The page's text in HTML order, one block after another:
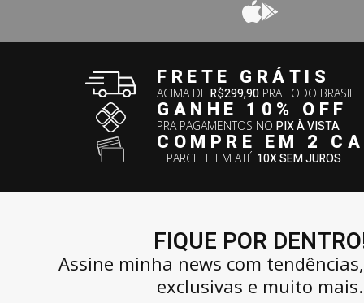
FRETE GRÁTIS
ACIMA DER$299,90 PRA TODO BRASIL
GANHE 10% OFF
PRA PAGAMENTOS NOPIX À VISTA
COMPRE EM 2
E PARCELE EM ATÉ 10X SEM JUROS
FIQUE POR
Assine minha news com
exclusivas e muito mais.